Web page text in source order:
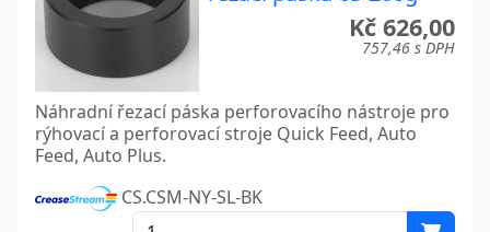
Kč 626,00
757,46 s DPH
Náhradní řezací páska perforovacího nástroje pro
rýhovací a perforovací stroje Quick Feed, Auto
Feed, Auto Plus.
CS.CSM-NY-SL-BK